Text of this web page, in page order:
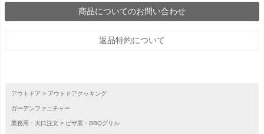
商品についてのお問い合わせ
返品特約について
アウトドア アウトドアクッキング
ガーデンファニチャー
業務用・大口注文 ピザ窯・BBQグリル